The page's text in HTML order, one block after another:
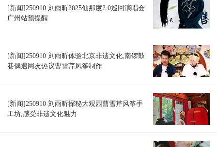
[新闻]250910 刘雨昕2025仙那度2.0巡回演唱会
广州站预提醒
[新闻]250910 刘雨昕体验北京非遗文化,南锣鼓
巷偶遇网友热议曹雪芹风筝制作
[新闻]250910 刘雨昕探秘大观园曹雪芹风筝手
工坊,感受非遗文化魅力